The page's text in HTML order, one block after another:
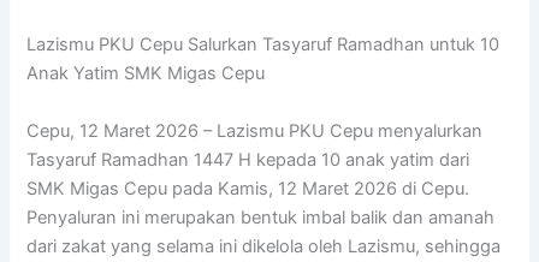
Lazismu PKU Cepu Salurkan Tasyaruf Ramadhan untuk 10
Anak Yatim SMK Migas Cepu
Cepu, 12 Maret 2026 – Lazismu PKU Cepu menyalurkan
Tasyaruf Ramadhan 1447 H kepada 10 anak yatim dari
SMK Migas Cepu pada Kamis, 12 Maret 2026 di Cepu.
Penyaluran ini merupakan bentuk imbal balik dan amanah
dari zakat yang selama ini dikelola oleh Lazismu, sehingga